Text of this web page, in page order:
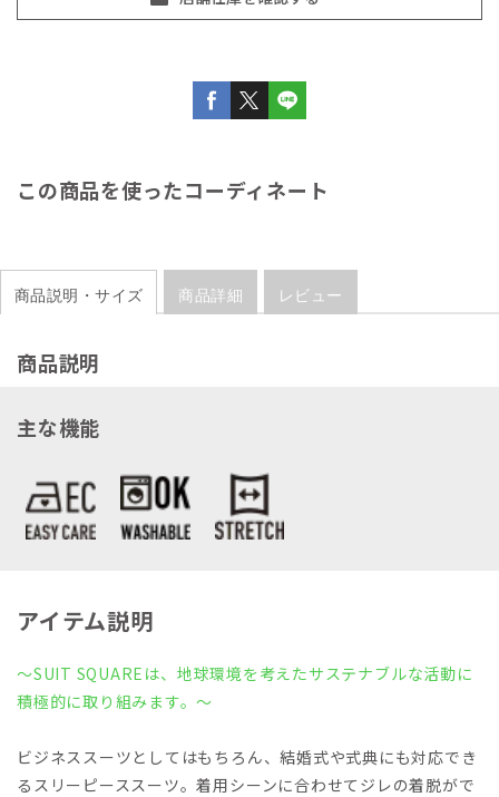
この商品を使ったコーディネート
商品説明・サイズ 商品詳細 レビュー
商品説明
主な機能
アイテム説明
～SUIT SQUAREは、地球環境を考えたサステナブルな活動に
積極的に取り組みます。～
ビジネススーツとしてはもちろん、結婚式や式典にも対応でき
るスリーピーススーツ。着用シーンに合わせてジレの着脱がで